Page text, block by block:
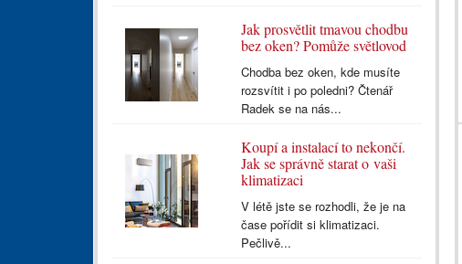
Jak prosvětlit tmavou chodbu
bez oken? Pomůže světlovod
Chodba bez oken, kde musíte
rozsvítit i po poledni? Čtenář
Radek se na nás...
Koupí a instalací to nekončí.
Jak se správně starat o vaši
klimatizaci
V létě jste se rozhodli, že je na
čase pořídit si klimatizaci.
Pečlivě...